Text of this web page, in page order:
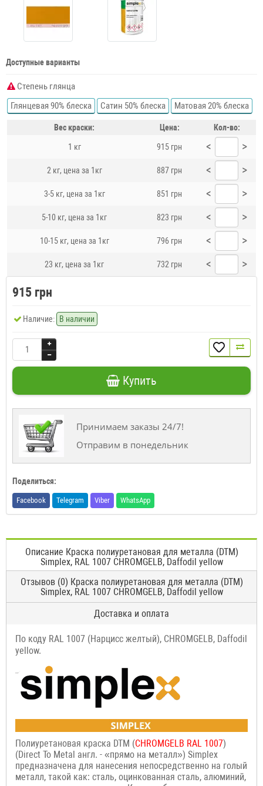
Доступные варианты
Степень глянца
Глянцевая 90% блеска
Сатин 50% блеска Матовая 20% блеска
Вес краски: Цена: Кол-во:
1 кг 915 грн < >
2 кг, цена за 1кг 887 грн < >
3-5 кг, цена за 1кг 851 грн < >
5-10 кг, цена за 1кг 823 грн < >
10-15 кг, цена за 1кг 796 грн < >
23 кг, цена за 1кг 732 грн < >
915 грн
Наличие: В наличии
Купить
Принимаем заказы 24/7!
Отправим в понедельник
Поделиться:
Facebook Telegram Viber WhatsApp
Описание Краска полиуретановая для металла (DTM)
Simplex, RAL 1007 CHROMGELB, Daffodil yellow
Отзывов (0) Краска полиуретановая для металла (DTM)
Simplex, RAL 1007 CHROMGELB, Daffodil yellow
Доставка и оплата
По коду RAL 1007 (Нарцисс желтый), CHROMGELB, Daffodil
yellow.
Полиуретановая краска DTM (CHROMGELB RAL 1007)
(Direct To Metal англ. - «прямо на металл») Simplex
предназначена для нанесения непосредственно на голый
металл, такой как: сталь, оцинкованная сталь, алюминий,